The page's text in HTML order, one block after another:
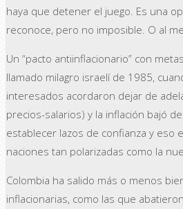
haya que detener el juego. Es una
reconoce, pero no imposible. O al
Un “pacto antiinflacionario” con
llamado milagro israelí de 1985,
interesados acordaron dejar de
precios-salarios) y la inflación bajó
establecer lazos de confianza y eso
naciones tan polarizadas como la
Colombia ha salido más o menos
inflacionarias, como las que